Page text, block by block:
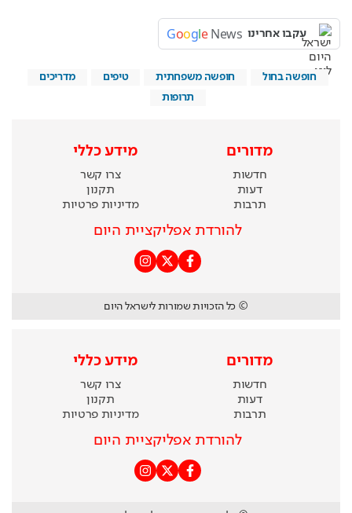
עקבו אחרינו Google News
חופשה בחול חופשה משפחתית טיפים
מדריכים
תרופות
מדורים
חדשות
דעות
תרבות
מידע כללי
צרו קשר
תקנון
מדיניות פרטיות
להורדת אפליקציית היום
© כל הזכויות שמורות לישראל היום
מדורים
חדשות
דעות
תרבות
מידע כללי
צרו קשר
תקנון
מדיניות פרטיות
להורדת אפליקציית היום